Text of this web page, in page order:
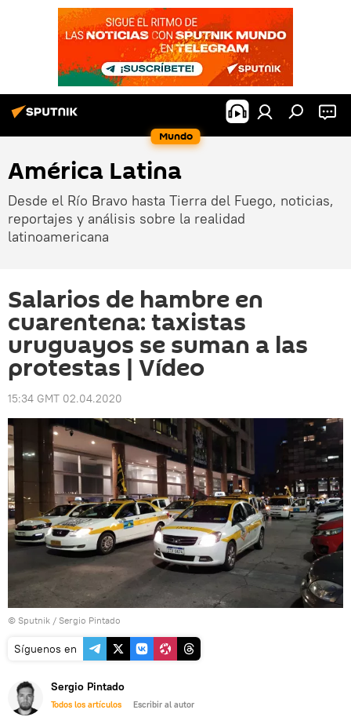
Mundo
América Latina
Desde el Río Bravo hasta Tierra del Fuego, noticias,
reportajes y análisis sobre la realidad
latinoamericana
Salarios de hambre en
cuarentena: taxistas
uruguayos se suman a las
protestas | Vídeo
15:34 GMT 02.04.2020
© Sputnik / Sergio Pintado
Síguenos en
Sergio Pintado
Todos los artículos Escribir al autor